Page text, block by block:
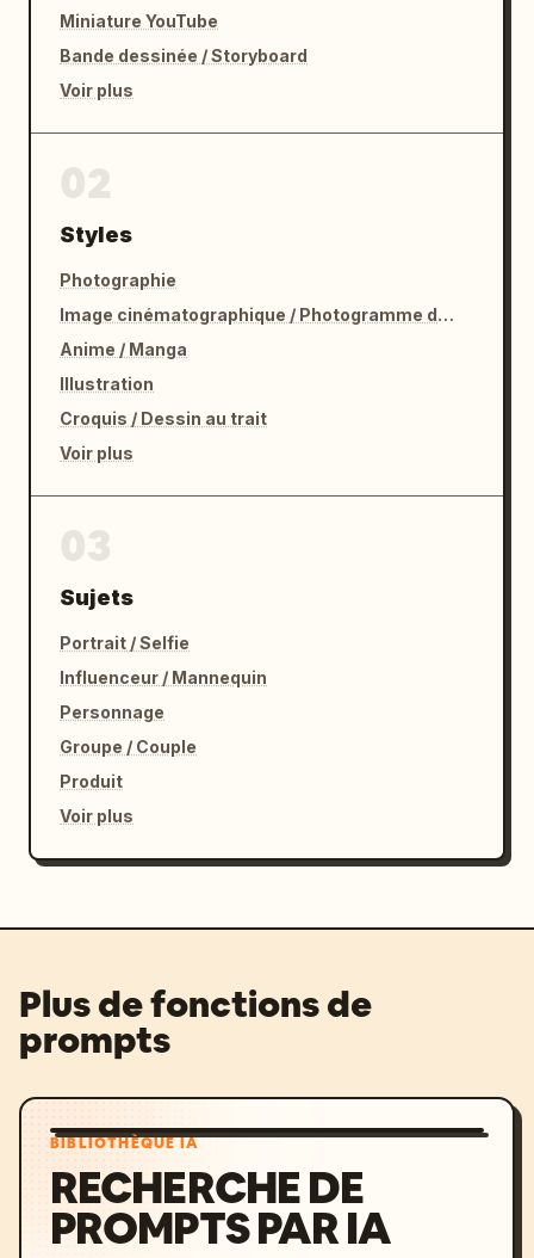
Miniature YouTube
Bande dessinée / Storyboard
Voir plus
Styles
Photographie
Image cinématographique / Photogramme de film
Anime / Manga
Illustration
Croquis / Dessin au trait
Voir plus
Sujets
Portrait / Selfie
Influenceur / Mannequin
Personnage
Groupe / Couple
Produit
Voir plus
Plus de fonctions de
prompts
BIBLIOTHÈQUE IA
RECHERCHE DE
PROMPTS PAR IA